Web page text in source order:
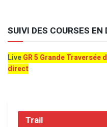
SUIVI DES COURSES EN
LiveGR 5 Grande Traversée
direct
Trail